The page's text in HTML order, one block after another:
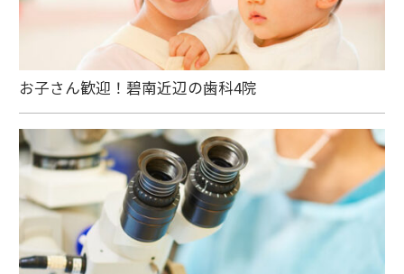
お子さん歓迎！碧南近辺の歯科4院